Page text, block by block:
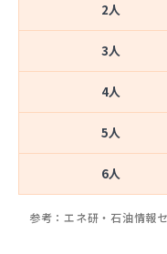
2人
3人
4人
5人
6人
参考：エネ研・石油情報